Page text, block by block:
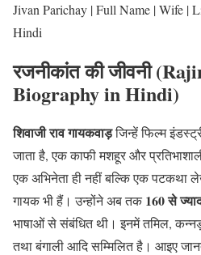
Jivan Parichay | Full Name | Wife |
Hindi
रजनीकांत की जीवनी
Biography in Hindi)
शिवाजी राव गायकवाड़जिन्हें फिल्म
जाता है, एक काफी मशहूर और
एक अभिनेता ही नहीं बल्कि एक पटकथा
गायक भी हैं। उन्होंने अब तक 160 से
भाषाओं से संबंधित थी। इनमें तमिल,
तथा बंगाली आदि सम्मिलित है। आइए